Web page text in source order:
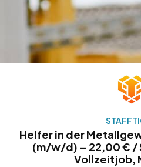
Helfer in der
(m/w/d) – 22,00 € /
Vollzeitjob,